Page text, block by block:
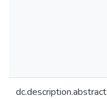
dc.description.abstract